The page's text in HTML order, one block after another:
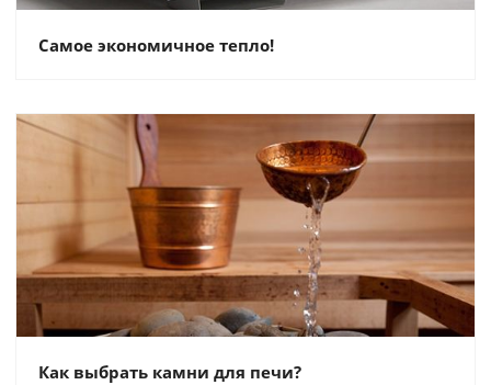
Самое экономичное тепло!
Как выбрать камни для печи?